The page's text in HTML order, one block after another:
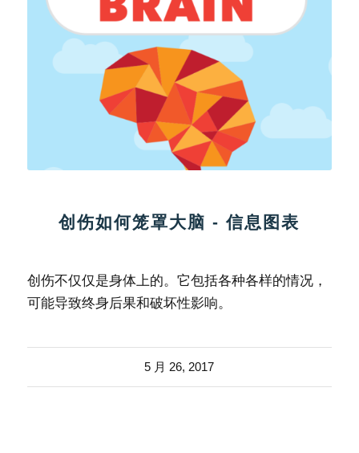
创伤如何笼罩大脑 - 信息图表
创伤不仅仅是身体上的。它包括各种各样的情况，
可能导致终身后果和破坏性影响。
5 月 26, 2017